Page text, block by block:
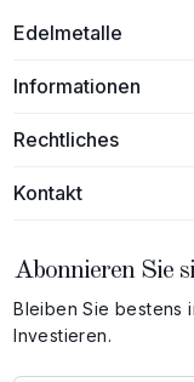
Edelmetalle
Informationen
Rechtliches
Kontakt
Abonnieren Sie
Bleiben Sie bestens
Investieren.